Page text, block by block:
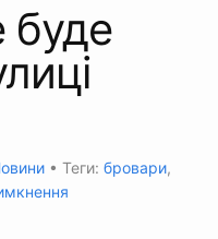
буде
• Теги: бровари,